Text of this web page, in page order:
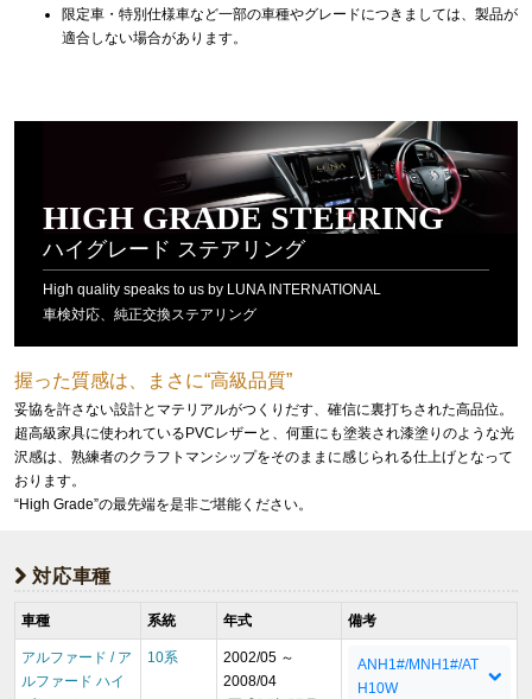
限定車・特別仕様車など一部の車種やグレードにつきましては、製品が
適合しない場合があります。
HIGH GRADE STEERING
ハイグレード ステアリング
High quality speaks to us by LUNA INTERNATIONAL
車検対応、純正交換ステアリング
握った質感は、まさに“高級品質”
妥協を許さない設計とマテリアルがつくりだす、確信に裏打ちされた高品位。
超高級家具に使われているPVCレザーと、何重にも塗装され漆塗りのような光
沢感は、熟練者のクラフトマンシップをそのままに感じられる仕上げとなって
おります。
“High Grade”の最先端を是非ご堪能ください。
対応車種
車種 系統 年式 備考
アルファード / ア
ルファード ハイ
10系
2002/05 ～
2008/04
ANH1#/MNH1#/AT
H10W